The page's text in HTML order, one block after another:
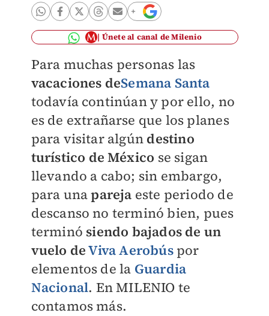
Únete al canal de Milenio
Para muchas personas las
vacaciones deSemana Santa
todavía continúan y por ello, no
es de extrañarse que los planes
para visitar algún destino
turístico de México se sigan
llevando a cabo; sin embargo,
para unapareja este periodo de
descanso no terminó bien, pues
terminó siendo bajados de un
vuelo deViva Aerobúspor
elementos de la Guardia
Nacional. EnMILENIO te
contamos más.